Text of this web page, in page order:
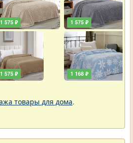
1 575 ₽
1 575 ₽
1 575 ₽
1 168 ₽
товары для дома.